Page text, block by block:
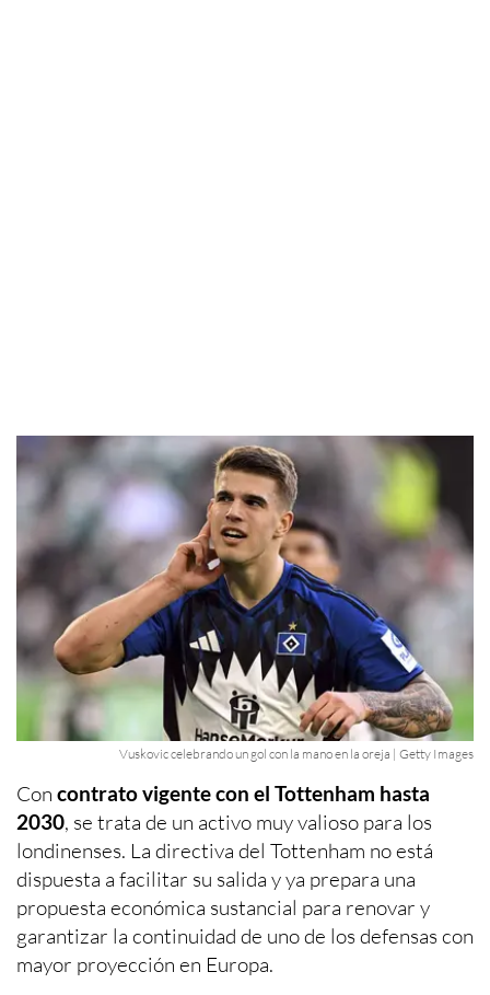
Vuskovic celebrando un gol con la mano en la oreja | Getty Images
Con contrato vigente con el Tottenham hasta
2030, se trata de un activo muy valioso para los
londinenses. La directiva del Tottenham no está
dispuesta a facilitar su salida y ya prepara una
propuesta económica sustancial para renovar y
garantizar la continuidad de uno de los defensas con
mayor proyección en Europa.